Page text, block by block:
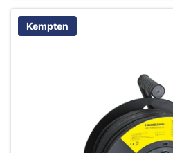
Kempten